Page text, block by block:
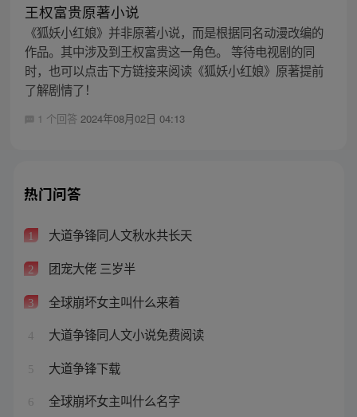
王权富贵原著小说
《狐妖小红娘》并非原著小说，而是根据同名动漫改编的
作品。其中涉及到王权富贵这一角色。 等待电视剧的同
时，也可以点击下方链接来阅读《狐妖小红娘》原著提前
了解剧情了！
1 个回答 2024年08月02日 04:13
热门问答
1 大道争锋同人文秋水共长天
2 团宠大佬 三岁半
3 全球崩坏女主叫什么来着
4 大道争锋同人文小说免费阅读
5 大道争锋下载
6 全球崩坏女主叫什么名字